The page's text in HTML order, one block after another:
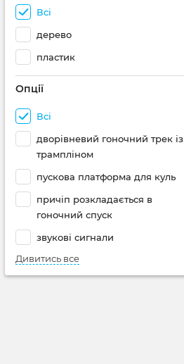
Всі
дерево
пластик
Опції
Всі
дворівневий гоночний трек із
трампліном
пускова платформа для куль
причіп розкладається в
гоночний спуск
звукові сигнали
Дивитись все